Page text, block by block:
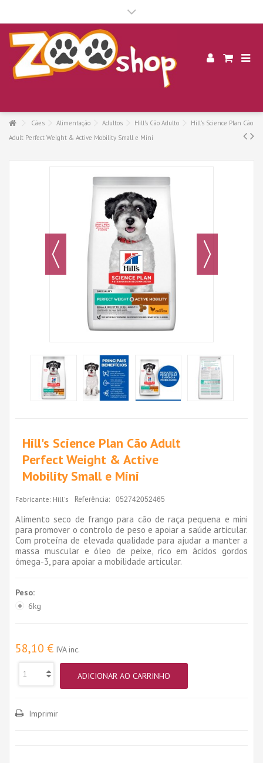
Cães Alimentação Adultos Hill's Cão Adulto
Hill's Science Plan Cão
Adult Perfect Weight & Active Mobility Small e Mini
Hill's Science Plan Cão Adult
Perfect Weight & Active
Mobility Small e Mini
Fabricante: Hill's Referência: 052742052465
Alimento seco de frango para cão de raça pequena e mini
para promover o controlo de peso e apoiar a saúde articular.
Com proteína de elevada qualidade para ajudar a manter a
massa muscular e óleo de peixe, rico em ácidos gordos
ómega-3, para apoiar a mobilidade articular.
Peso:
6kg
58,10 € IVA inc.
ADICIONAR AO CARRINHO
Imprimir